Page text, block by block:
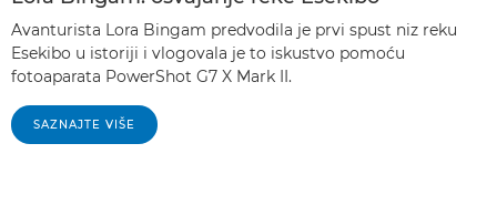
Avanturista Lora Bingam predvodila je prvi spust niz reku
Esekibo u istoriji i vlogovala je to iskustvo pomoću
fotoaparata PowerShot G7 X Mark II.
SAZNAJTE VIŠE